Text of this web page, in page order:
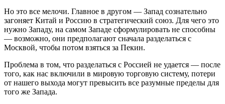
Но это все мелочи. Главное в другом — Запад сознательно
загоняет Китай и Россию в стратегический союз. Для чего это
нужно Западу, на самом Западе сформулировать не способны
— возможно, они предполагают сначала разделаться с
Москвой, чтобы потом взяться за Пекин.
Проблема в том, что разделаться с Россией не удается — после
того, как нас включили в мировую торговую систему, потери
от нашего выхода могут превысить все разумные пределы для
того же Запада.